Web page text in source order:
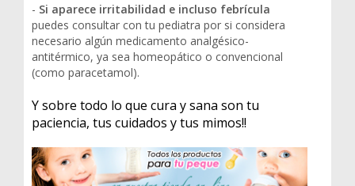
- Si aparece irritabilidad e incluso febrícula
puedes consultar con tu pediatra por si considera
necesario algún medicamento analgésico-
antitérmico, ya sea homeopático o convencional
(como paracetamol).
Y sobre todo lo que cura y sana son tu
paciencia, tus cuidados y tus mimos!!